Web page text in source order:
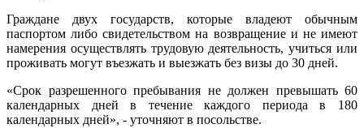
Граждане двух государств, которые владеют обычным
паспортом либо свидетельством на возвращение и не имеют
намерения осуществлять трудовую деятельность, учиться или
проживать могут въезжать и выезжать без визы до 30 дней.
«Срок разрешенного пребывания не должен превышать 60
календарных дней в течение каждого периода в 180
календарных дней», - уточняют в посольстве.